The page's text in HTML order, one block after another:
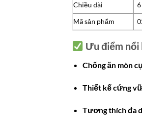
Chiều dài
Mã sản phẩm
Ưu điểm nổi
Chống ăn mòn
Thiết kế cứng
Tương thích đa